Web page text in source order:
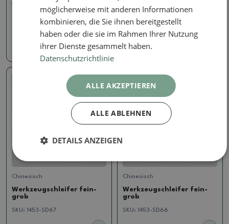
Werkzeugschleifer fein-
1453-SD69
Werkzeugschleifer fein-
grob
SKU:1453-SD68
9.09 €
Chinesisch
Werkzeugschleifer fein-
grob
SKU: 1453-SD67
Chinesisch
Werkzeugschleifer fein-
grob
SKU: 1453-SD66
möglicherweise mit anderen Informationen
kombinieren, die Sie ihnen bereitgestellt
haben oder die sie im Rahmen Ihrer Nutzung
ihrer Dienste gesammelt haben.
Datenschutzrichtlinie
ALLE AKZEPTIEREN
ALLE ABLEHNEN
DETAILS ANZEIGEN